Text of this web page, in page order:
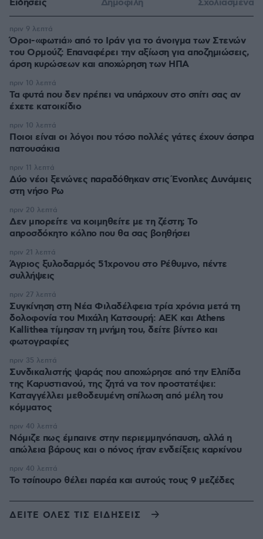
Ειδήσεις Δημοφιλή Σχολιασμένα
Όροι-«φωτιά» από το Ιράν για το άνοιγμα των Στενών
του Ορμούζ: Επαναφέρει την αξίωση για αποζημιώσεις,
άρση κυρώσεων και αποχώρηση των ΗΠΑ
πριν 9 λεπτά
Τα φυτά που δεν πρέπει να υπάρχουν στο σπίτι σας αν
έχετε κατοικίδιο
πριν 10 λεπτά
Ποιοι είναι οι λόγοι που τόσο πολλές γάτες έχουν άσπρα
πατουσάκια
πριν 10 λεπτά
Δύο νέοι ξενώνες παραδόθηκαν στις Ένοπλες Δυνάμεις
στη νήσο Ρω
πριν 11 λεπτά
Δεν μπορείτε να κοιμηθείτε με τη ζέστη; Το
απροσδόκητο κόλπο που θα σας βοηθήσει
πριν 20 λεπτά
Άγριος ξυλοδαρμός 51χρονου στο Ρέθυμνο, πέντε
συλλήψεις
πριν 21 λεπτά
Συγκίνηση στη Νέα Φιλαδέλφεια τρία χρόνια μετά τη
δολοφονία του Μιχάλη Κατσουρή: ΑΕΚ και Athens
Kallithea τίμησαν τη μνήμη του, δείτε βίντεο και
φωτογραφίες
πριν 27 λεπτά
Συνδικαλιστής ψαράς που αποχώρησε από την Ελπίδα
της Καρυστιανού, της ζητά να τον προστατέψει:
Καταγγέλλει μεθοδευμένη σπίλωση από μέλη του
κόμματος
πριν 35 λεπτά
Νόμιζε πως έμπαινε στην περιεμμηνόπαυση, αλλά η
απώλεια βάρους και ο πόνος ήταν ενδείξεις καρκίνου
πριν 40 λεπτά
Το τσίπουρο θέλει παρέα και αυτούς τους 9 μεζέδες
πριν 40 λεπτά
ΔΕΙΤΕ ΟΛΕΣ ΤΙΣ ΕΙΔΗΣΕΙΣ